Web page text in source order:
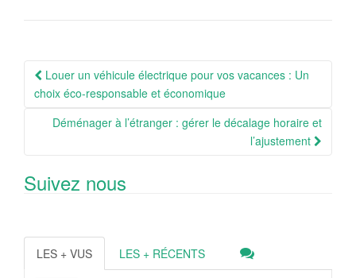
Navigation
Article
Louer un véhicule électrique pour vos vacances : Un
choix éco-responsable et économique
Déménager à l’étranger : gérer le décalage horaire et
l’ajustement
Suivez nous
LES + VUS LES + RÉCENTS